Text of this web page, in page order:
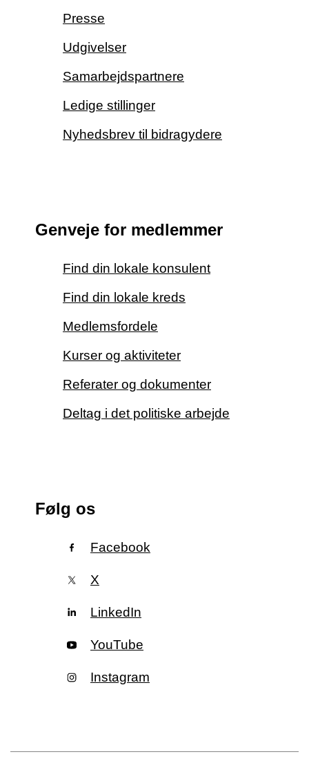
Presse
Udgivelser
Samarbejdspartnere
Ledige stillinger
Nyhedsbrev til bidragydere
Genveje for medlemmer
Find din lokale konsulent
Find din lokale kreds
Medlemsfordele
Kurser og aktiviteter
Referater og dokumenter
Deltag i det politiske arbejde
Følg os
Facebook
X
LinkedIn
YouTube
Instagram